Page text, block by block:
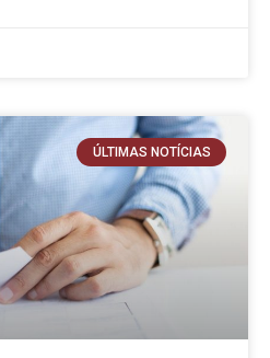
ÚLTIMAS NOTÍCIAS